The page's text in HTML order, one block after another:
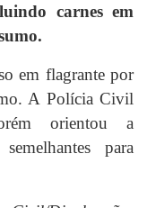
carnes em
em flagrante por
A Polícia Civil
orientou a
para